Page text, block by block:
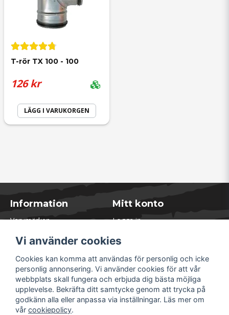
T-rör TX 100 - 100
126 kr
LÄGG I VARUKORGEN
Information
Varumärken
Kontakta oss
Öppettider Lager
Om Soliduct
Soliduct & Ventilation.se
Informationssidor
Returer
Mitt konto
Logga in
Glömt lösenord?
Vi använder cookies
Cookies kan komma att användas för personlig och icke
personlig annonsering. Vi använder cookies för att vår
webbplats skall fungera och erbjuda dig bästa möjliga
upplevelse. Bekräfta ditt samtycke genom att trycka på
godkänn alla eller anpassa via inställningar. Läs mer om
vår cookiepolicy.